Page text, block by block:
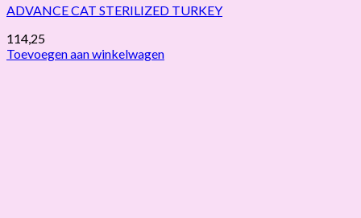
ADVANCE CAT STERILIZED TURKEY
114,25
Toevoegen aan winkelwagen